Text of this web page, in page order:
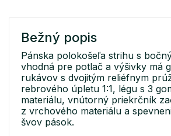
Bežný popis
Pánska polokošeľa strihu s
vhodná pre potlač a výšivky má
rukávov s dvojitým reliéfnym
rebrového úpletu 1:1, légu s 3
materiálu, vnútorný priekrčník
z vrchového materiálu a
švov pások.